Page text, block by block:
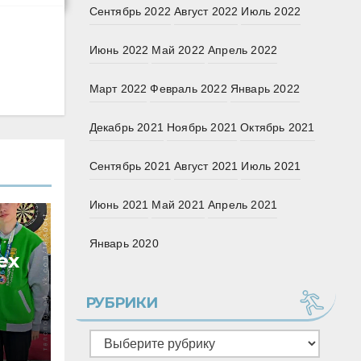
Сентябрь 2022 Август 2022 Июль 2022
Июнь 2022 Май 2022 Апрель 2022
Март 2022 Февраль 2022 Январь 2022
Декабрь 2021 Ноябрь 2021 Октябрь 2021
Сентябрь 2021 Август 2021 Июль 2021
Июнь 2021 Май 2021 Апрель 2021
Январь 2020
РУБРИКИ
Рубрики